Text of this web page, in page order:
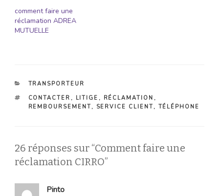
comment faire une
réclamation ADREA
MUTUELLE
CATÉGORIES
TRANSPORTEUR
ÉTIQUETTES
CONTACTER , LITIGE , RÉCLAMATION ,
REMBOURSEMENT, SERVICE CLIENT, TÉLÉPHONE
26 réponses sur “Comment faire une
réclamation CIRRO”
Pinto